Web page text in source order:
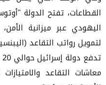
القطاعات، تفتح الدولة
اليهودي عبر ميزانية
لتمويل رواتب التقاعد
معاشات التقاعد